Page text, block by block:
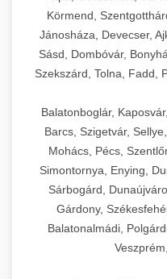
Körmend,
Jánosháza, Devecser,
Sásd, Dombóvár,
Szekszárd, Tolna, Fadd,
Balatonboglár,
Barcs, Szigetvár,
Mohács, Pécs,
Simontornya, Enying,
Sárbogárd,
Gárdony,
Balatonalmádi,